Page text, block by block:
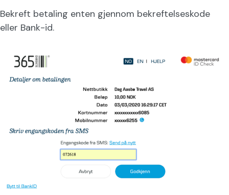
Bekreft betaling enten gjennom bekreftelseskode
eller Bank-id.